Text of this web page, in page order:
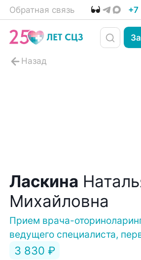
Обратная связь
Ласкина
Михайловна
Прием врача-
ведущего специалиста,
3 830 ₽